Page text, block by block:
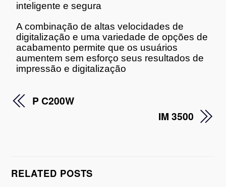
inteligente e segura
A combinação de altas velocidades de
digitalização e uma variedade de opções de
acabamento permite que os usuários
aumentem sem esforço seus resultados de
impressão e digitalização
P C200W
IM 3500
RELATED POSTS